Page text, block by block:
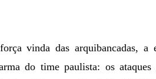
vinda das arquibancadas, a
do time paulista: os